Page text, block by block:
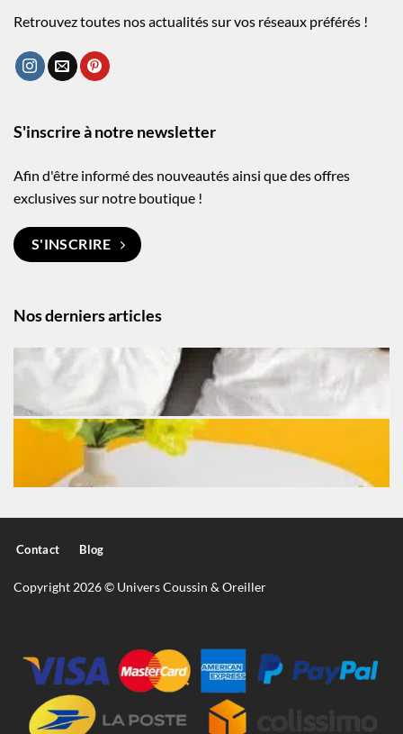
Retrouvez toutes nos actualités sur vos réseaux préférés !
Nos derniers articles
S'inscrire à notre newsletter
Afin d'être informé des nouveautés ainsi que des offres
exclusives sur notre boutique !
S'INSCRIRE
Contact Blog
Copyright 2026 © Univers Coussin & Oreiller